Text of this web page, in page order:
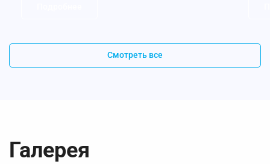
Смотреть все
Галерея